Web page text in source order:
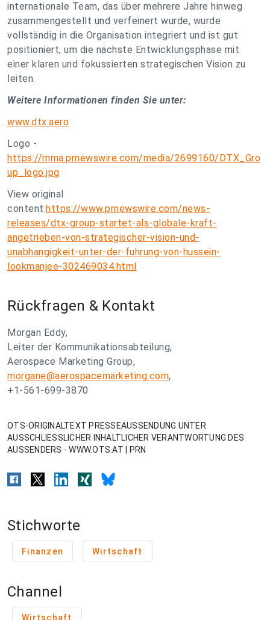
internationale Team, das über mehrere Jahre hinweg
zusammengestellt und verfeinert wurde, wurde
vollständig in die Organisation integriert und ist gut
positioniert, um die nächste Entwicklungsphase mit
einer klaren und fokussierten strategischen Vision zu
leiten.
Weitere Informationen finden Sie unter:
www.dtx.aero
Logo -
https://mma.prnewswire.com/media/2699160/DTX_Gro
up_logo.jpg
View original
content:https://www.prnewswire.com/news-
releases/dtx-group-startet-als-globale-kraft-
angetrieben-von-strategischer-vision-und-
unabhangigkeit-unter-der-fuhrung-von-hussein-
lookmanjee-302469034.html
Rückfragen & Kontakt
Morgan Eddy,
Leiter der Kommunikationsabteilung,
Aerospace Marketing Group,
morgane@aerospacemarketing.com,
+1-561-699-3870
OTS-ORIGINALTEXT PRESSEAUSSENDUNG UNTER
AUSSCHLIESSLICHER INHALTLICHER VERANTWORTUNG DES
AUSSENDERS - WWW.OTS.AT | PRN
Stichworte
Finanzen Wirtschaft
Channel
Wirtschaft